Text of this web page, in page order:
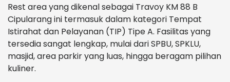
Rest area yang dikenal sebagai Travoy KM 88 B
Cipularang ini termasuk dalam kategori Tempat
Istirahat dan Pelayanan (TIP) Tipe A. Fasilitas yang
tersedia sangat lengkap, mulai dari SPBU, SPKLU,
masjid, area parkir yang luas, hingga beragam pilihan
kuliner.